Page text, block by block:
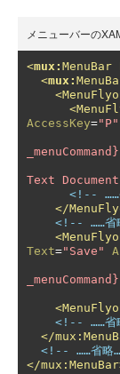
メニューバーの
<mux: MenuBar
<mux:
AccessKey="P"
Text
<!-- ……
</
<!-- ……省
Text="Save"
<!-- ……省
</
<!-- ……省略
</